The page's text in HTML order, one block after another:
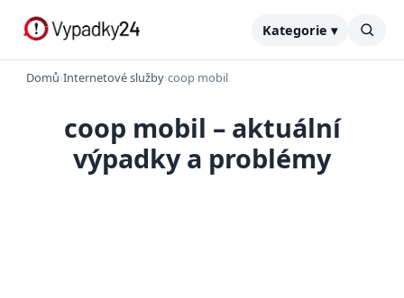
Kategorie ▾
Domů›Internetové služby›coop mobil
coop mobil – aktuální
výpadky a problémy